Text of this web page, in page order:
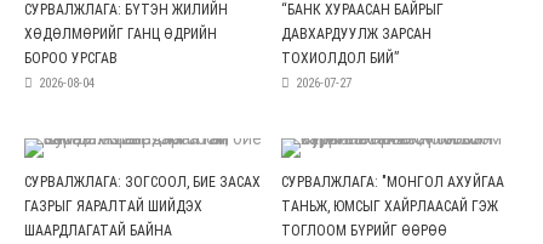
СУРВАЛЖЛАГА: БҮТЭН ЖИЛИЙН
ХӨДӨЛМӨРИЙГ ГАНЦ ӨДРИЙН
БОРОО УРСГАВ
2026-08-04
“БАНК ХУРААСАН БАЙРЫГ
ДАВХАРДУУЛЖ ЗАРСАН
ТОХИОЛДОЛ БИЙ”
2026-07-27
СУРВАЛЖЛАГА: ЗОГСООЛ, БИЕ ЗАСАХ
ГАЗРЫГ ЯАРАЛТАЙ ШИЙДЭХ
ШААРДЛАГАТАЙ БАЙНА
СУРВАЛЖЛАГА: "МОНГОЛ АХУЙГАА
ТАНЬЖ, ЮМСЫГ ХАЙРЛААСАЙ ГЭЖ
ТОГЛООМ БҮРИЙГ ӨӨРӨӨ